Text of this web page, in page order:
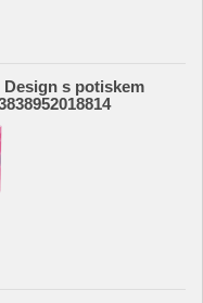
Design s potiskem